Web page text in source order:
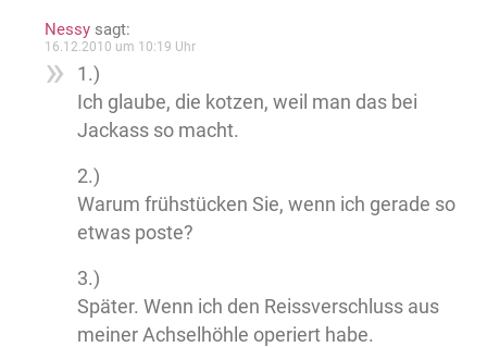
Nessy sagt:
16.12.2010 um 10:19 Uhr
1.)
Ich glaube, die kotzen, weil man das bei
Jackass so macht.
2.)
Warum frühstücken Sie, wenn ich gerade so
etwas poste?
3.)
Später. Wenn ich den Reissverschluss aus
meiner Achselhöhle operiert habe.